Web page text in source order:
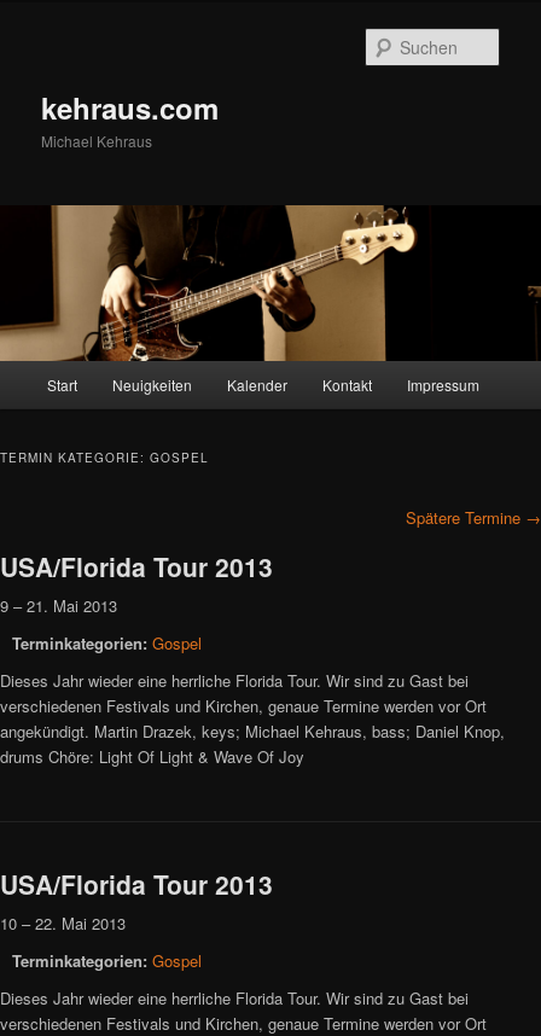
kehraus.com
Michael Kehraus
Start Neuigkeiten Kalender Kontakt Impressum
TERMIN KATEGORIE: GOSPEL
Spätere Termine →
USA/Florida Tour 2013
9 –21. Mai 2013
Terminkategorien: Gospel
Dieses Jahr wieder eine herrliche Florida Tour. Wir sind zu Gast bei
verschiedenen Festivals und Kirchen, genaue Termine werden vor Ort
angekündigt. Martin Drazek, keys; Michael Kehraus, bass; Daniel Knop,
drums Chöre: Light Of Light & Wave Of Joy
USA/Florida Tour 2013
10 –22. Mai 2013
Terminkategorien: Gospel
Dieses Jahr wieder eine herrliche Florida Tour. Wir sind zu Gast bei
verschiedenen Festivals und Kirchen, genaue Termine werden vor Ort